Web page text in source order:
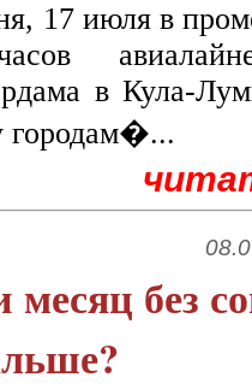
17 июля в
в Кула-
городам�...
месяц без